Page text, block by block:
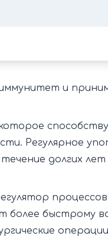
и
Регулярное
долгих
более быстрому